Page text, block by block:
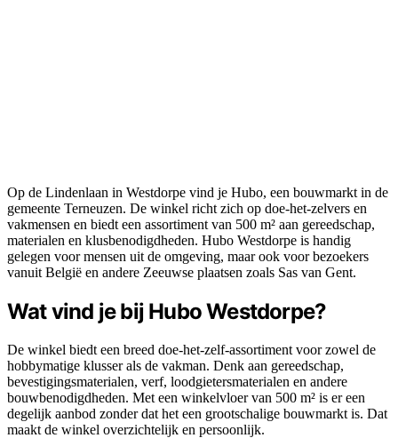
Op de Lindenlaan in Westdorpe vind je Hubo, een bouwmarkt in de
gemeente Terneuzen. De winkel richt zich op doe-het-zelvers en
vakmensen en biedt een assortiment van 500 m² aan gereedschap,
materialen en klusbenodigdheden. Hubo Westdorpe is handig
gelegen voor mensen uit de omgeving, maar ook voor bezoekers
vanuit België en andere Zeeuwse plaatsen zoals Sas van Gent.
Wat vind je bij Hubo Westdorpe?
De winkel biedt een breed doe-het-zelf-assortiment voor zowel de
hobbymatige klusser als de vakman. Denk aan gereedschap,
bevestigingsmaterialen, verf, loodgietersmaterialen en andere
bouwbenodigdheden. Met een winkelvloer van 500 m² is er een
degelijk aanbod zonder dat het een grootschalige bouwmarkt is. Dat
maakt de winkel overzichtelijk en persoonlijk.